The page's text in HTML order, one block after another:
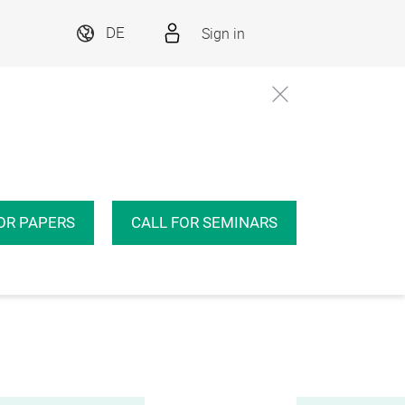
DE Sign in
PAPERS CALL FOR SEMINARS